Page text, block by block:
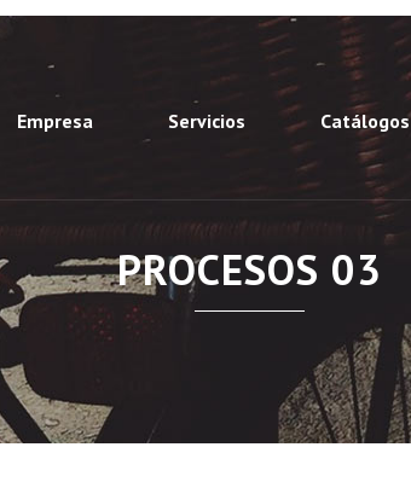
Empresa Servicios Catálogos
PROCESOS 03